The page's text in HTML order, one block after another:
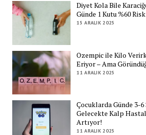
Diyet Kola Bile
Günde 1 Kutu %60
15 ARALIK 2025
Ozempic ile Kilo
Eriyor – Ama
11 ARALIK 2025
Çocuklarda Günde 3-
Gelecekte Kalp
Artıyor!
11 ARALIK 2025